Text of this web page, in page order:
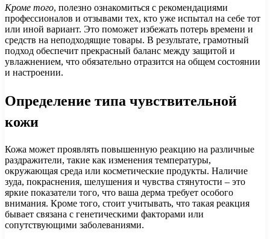
Кроме того, полезно ознакомиться с рекомендациями
профессионалов и отзывами тех, кто уже испытал на себе тот
или иной вариант. Это поможет избежать потерь времени и
средств на неподходящие товары. В результате, грамотный
подход обеспечит прекрасный баланс между защитой и
увлажнением, что обязательно отразится на общем состоянии
и настроении.
Определение типа чувствительной
кожи
Кожа может проявлять повышенную реакцию на различные
раздражители, такие как изменения температуры,
окружающая среда или косметические продукты. Наличие
зуда, покраснения, шелушения и чувства стянутости – это
яркие показатели того, что ваша дерма требует особого
внимания. Кроме того, стоит учитывать, что такая реакция
бывает связана с генетическими факторами или
сопутствующими заболеваниями.